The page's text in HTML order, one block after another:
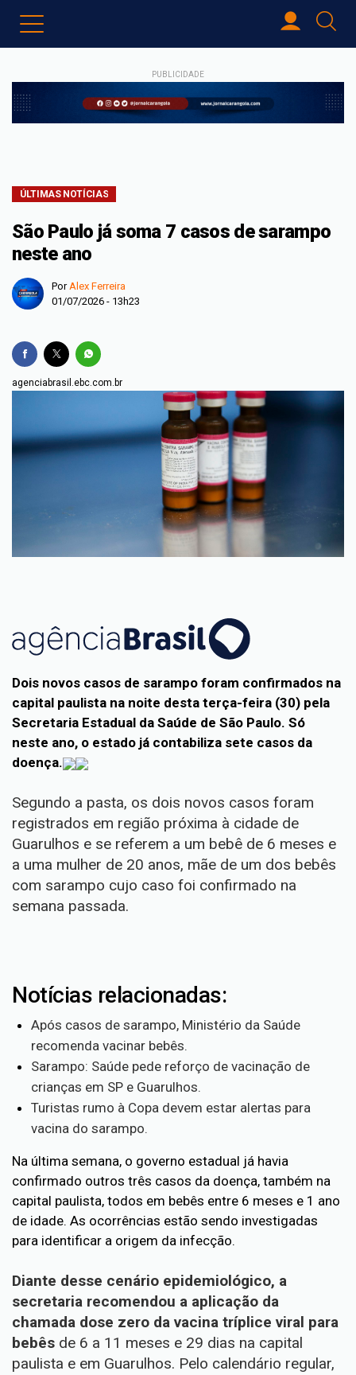
PUBLICIDADE
ÚLTIMAS NOTÍCIAS
São Paulo já soma 7 casos de sarampo
neste ano
PorAlex Ferreira
01/07/2026 - 13h23
agenciabrasil.ebc.com.br
Dois novos casos de sarampo foram confirmados na
capital paulista na noite desta terça-feira (30) pela
Secretaria Estadual da Saúde de São Paulo. Só
neste ano, o estado já contabiliza sete casos da
doença.
Segundo a pasta, os dois novos casos foram
registrados em região próxima à cidade de
Guarulhos e se referem a um bebê de 6 meses e
a uma mulher de 20 anos, mãe de um dos bebês
com sarampo cujo caso foi confirmado na
semana passada.
Notícias relacionadas:
Após casos de sarampo, Ministério da Saúde
recomenda vacinar bebês.
Sarampo: Saúde pede reforço de vacinação de
crianças em SP e Guarulhos.
Turistas rumo à Copa devem estar alertas para
vacina do sarampo.
Na última semana, o governo estadual já havia
confirmado outros três casos da doença, também na
capital paulista, todos em bebês entre 6 meses e 1 ano
de idade. As ocorrências estão sendo investigadas
para identificar a origem da infecção.
Diante desse cenário epidemiológico, a
secretaria recomendou a aplicação da
chamada dose zero da vacina tríplice viral para
bebês de 6 a 11 meses e 29 dias na capital
paulista e em Guarulhos. Pelo calendário regular,